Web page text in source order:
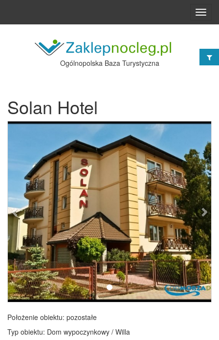
Ogólnopolska Baza Turystyczna
Solan Hotel
Poprzednie
Położenie obiektu: pozostałe
Typ obiektu: Dom wypoczynkowy / Willa